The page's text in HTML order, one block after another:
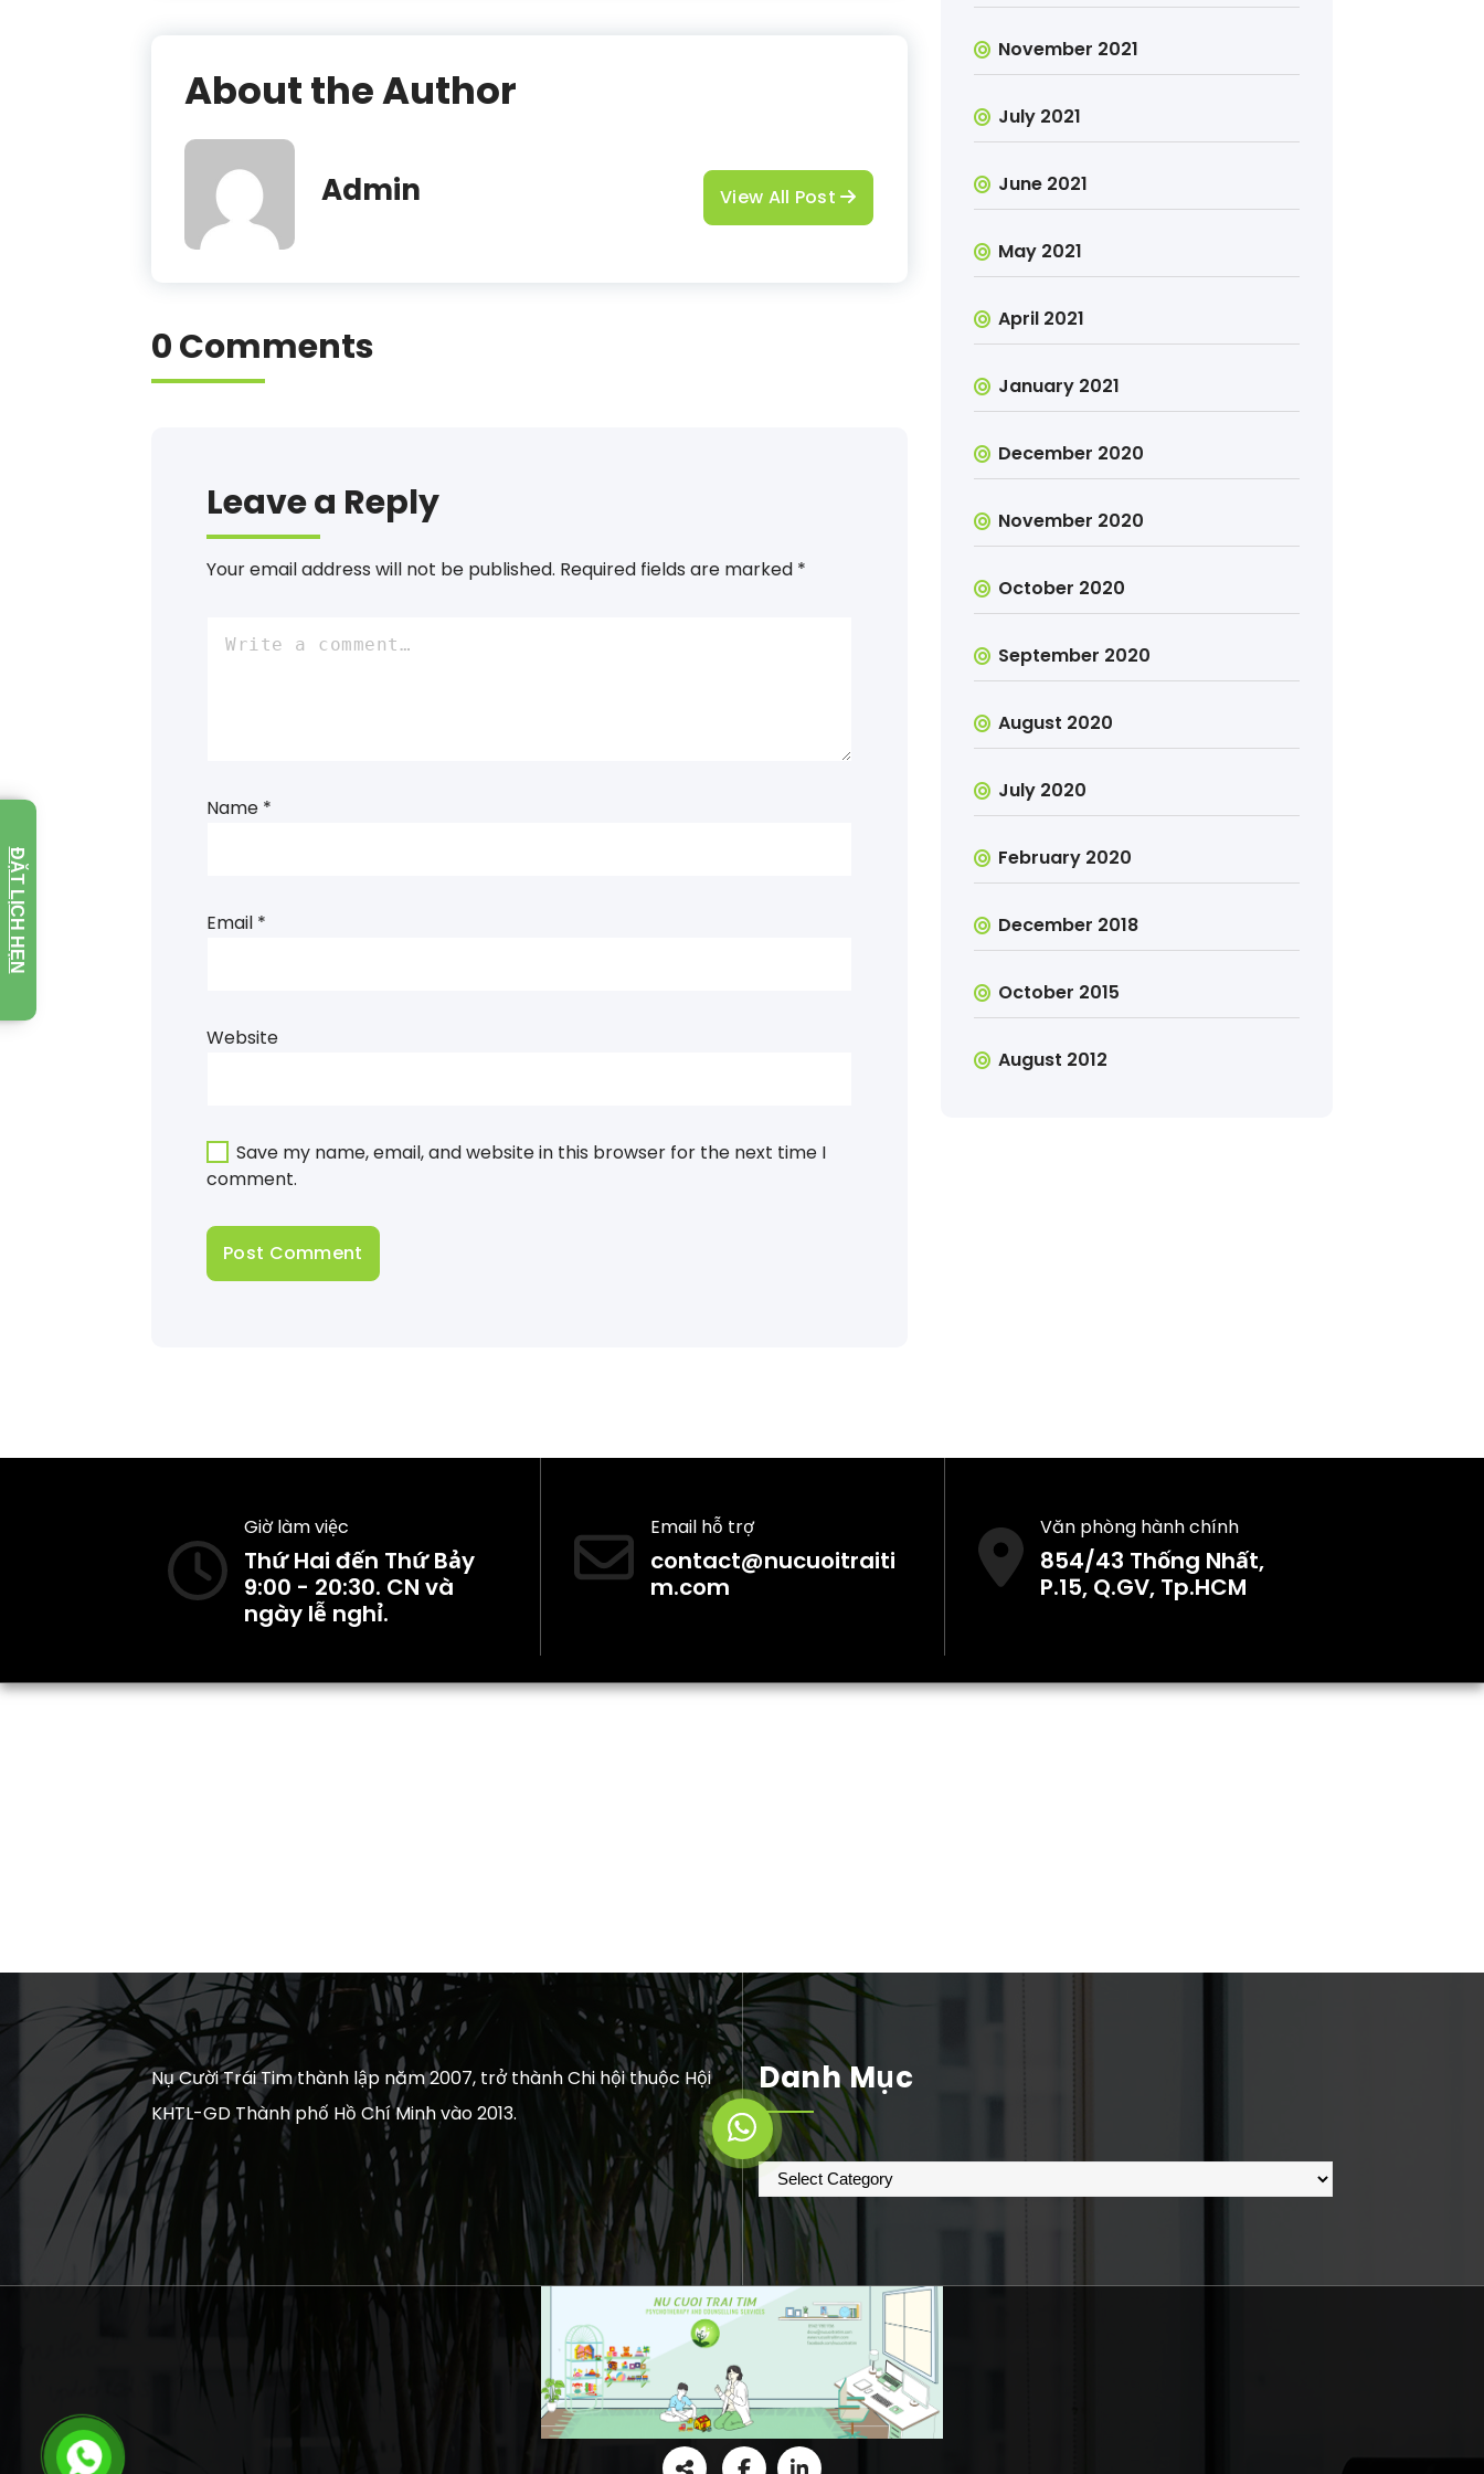
About the Author
Admin View All Post
0 Comments
Leave a Reply
Your email address will not be published. Required fields are marked *
Name *
Email *
Website
Save my name, email, and website in this browser for the next time I
comment.
November 2021
July 2021
June 2021
May 2021
April 2021
January 2021
December 2020
November 2020
October 2020
September 2020
August 2020
July 2020
February 2020
December 2018
October 2015
August 2012
Giờ làm việc
Thứ Hai đến Thứ Bảy
9:00 - 20:30. CN và
ngày lễ nghỉ.
Email hỗ trợ
contact@nucuoitraiti
m.com
Văn phòng hành chính
854/43 Thống Nhất,
P.15, Q.GV, Tp.HCM
Nụ Cười Trái Tim thành lập năm 2007, trở thành Chi hội thuộc Hội
KHTL-GD Thành phố Hồ Chí Minh vào 2013.
Danh Mục
Danh
mục
ĐẶT LỊCH HẸN